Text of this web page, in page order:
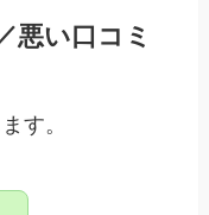
悪い口コミ
す。